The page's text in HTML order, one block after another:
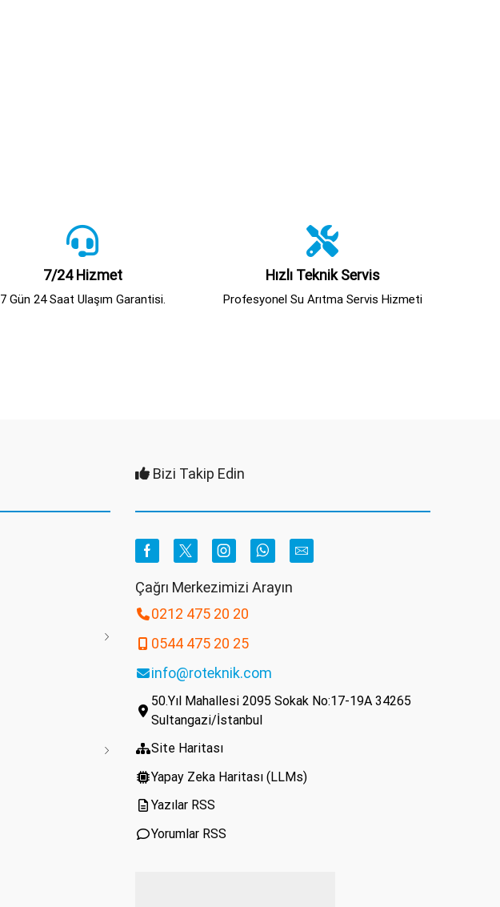
7/24 Hizmet
7 Gün 24 Saat Ulaşım Garantisi.
Hızlı Teknik Servis
Profesyonel Su Arıtma Servis Hizmeti
Bizi Takip Edin
FacebookTwitterInstagramWhatsapp
Email
Çağrı Merkezimizi Arayın
0212 475 20 20
0544 475 20 25
info@roteknik.com
50.Yıl Mahallesi 2095 Sokak No:17-19A 34265
Sultangazi/İstanbul
Site Haritası
Yapay Zeka Haritası (LLMs)
Yazılar RSS
Yorumlar RSS